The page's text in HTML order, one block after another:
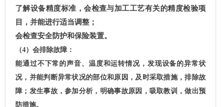
了解设备精度标准，会检查与加工工艺有关的精度检验项
目，并能进行适当调整；
会检查安全防护和保险装置。
（4）会排除故障：
能通过不下常的声音、温度和运转情况，发现设备的异常状
况，并能判断异常状况的部位和原因，及时采取措施，排除故
障；发生事故，参加分析，明确事故原因，吸取教训，做出预
防措施。